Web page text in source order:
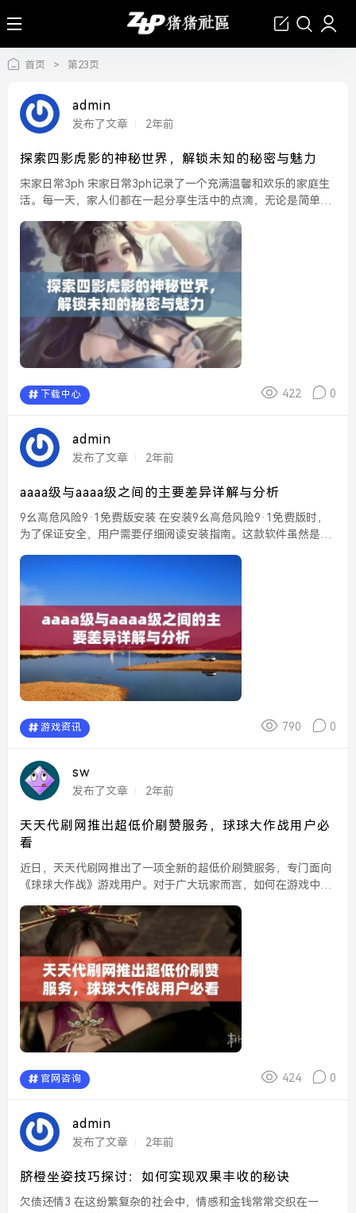
首页 > 第23页
admin
发布了文章 2年前
探索四影虎影的神秘世界，解锁未知的秘密与魅力
宋家日常3ph 宋家日常3ph记录了一个充满温馨和欢乐的家庭生
活。每一天，家人们都在一起分享生活中的点滴，无论是简单的
关系更加紧密。在这个快速发展的社会中，宋...
下载中心 422 0
admin
发布了文章 2年前
aaaa级与aaaa级之间的主要差异详解与分析
9幺高危风险9·1免费版安装 在安装9幺高危风险9·1免费版时，
为了保证安全，用户需要仔细阅读安装指南。这款软件虽然是免
游戏资讯 790 0
sw
发布了文章 2年前
天天代刷网推出超低价刷赞服务，球球大作战用户必
看
近日，天天代刷网推出了一项全新的超低价刷赞服务，专门面向
《球球大作战》游戏用户。对于广大玩家而言，如何在游戏中获
重要因素。在这样的背景下，天天代刷网的这一服务无疑会引
起...
官网咨询 424 0
admin
发布了文章 2年前
脐橙坐姿技巧探讨：如何实现双果丰收的秘诀
欠债还情3 在这纷繁复杂的社会中，情感和金钱常常交织在一